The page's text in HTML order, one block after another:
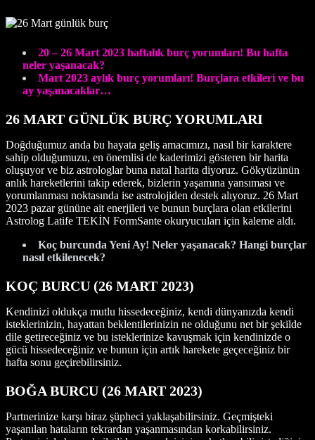
20 – 26 Mart 2023 haftalık burç yorumları! Bu hafta
neler yaşanacak?
Mart 2023 aylık burç yorumları! Burçlara etkileri ve bu
ay yaşanacaklar…
26 MART GÜNLÜK BURÇ YORUMLARI
Doğduğumuz anda bu hayata geliş amacımızı, nasıl bir karaktere
sahip olduğumuzu, en önemlisi de kaderimizi gösteren bir harita
oluşuyor ve biz astrologlar buna natal harita diyoruz. Gökyüzünün
anlık hareketlerini takip ederek, bizlerin yaşamına yansıması ve
yorumlanması noktasında ise astrolojiden destek alıyoruz. 26 Mart
2023 pazar gününe ait enerjileri ve bunun burçlara olan etkilerini
Astrolog Latife TEKİN FormSante okuryucuları için kaleme aldı.
Koç burcunda Yeni Ay! Neler yaşanacak? Hangi burçlar
nasıl etkilenecek?
KOÇ BURCU (26 MART 2023)
Kendinizi oldukça mutlu hissedeceğiniz, kendi dünyanızda kendi
isteklerinizin, hayattan beklentilerinizin ne olduğunu net bir şekilde
dile getireceğiniz ve bu isteklerinize kavuşmak için kendinizde o
gücü hissedeceğiniz ve bunun için artık harekete geçeceğiniz bir
hafta sonu geçirebilirsiniz.
BOĞA BURCU (26 MART 2023)
Partnerinize karşı biraz şüpheci yaklaşabilirsiniz. Geçmişteki
yaşanılan hataların tekrardan yaşanmasından korkabilirsiniz.